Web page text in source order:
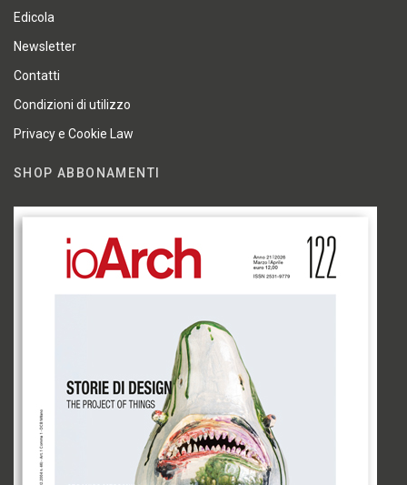
Edicola
Newsletter
Contatti
Condizioni di utilizzo
Privacy e Cookie Law
SHOP ABBONAMENTI